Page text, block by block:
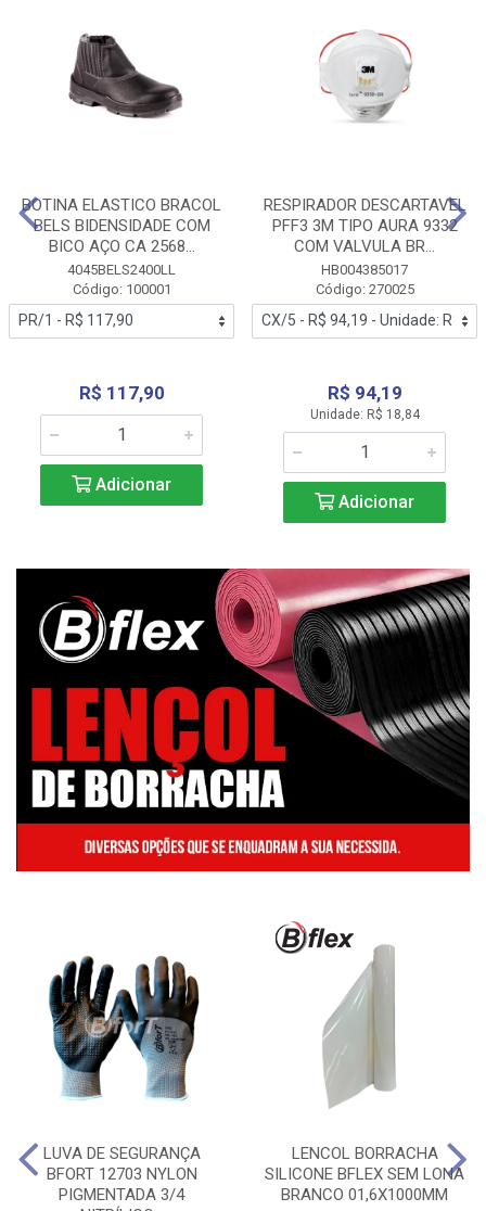
BOTINA ELASTICO BRACOL
BELS BIDENSIDADE COM
BICO AÇO CA 2568...
4045BELS2400LL
Código: 100001
R$ 117,90
Adicionar
RESPIRADOR DESCARTAVEL
PFF3 3M TIPO AURA 9332
COM VALVULA BR...
HB004385017
Código: 270025
R$ 94,19
Unidade: R$ 18,84
Adicionar
LUVA DE SEGURANÇA
BFORT 12703 NYLON
PIGMENTADA 3/4
LENCOL BORRACHA
SILICONE BFLEX SEM LONA
BRANCO 01,6X1000MM